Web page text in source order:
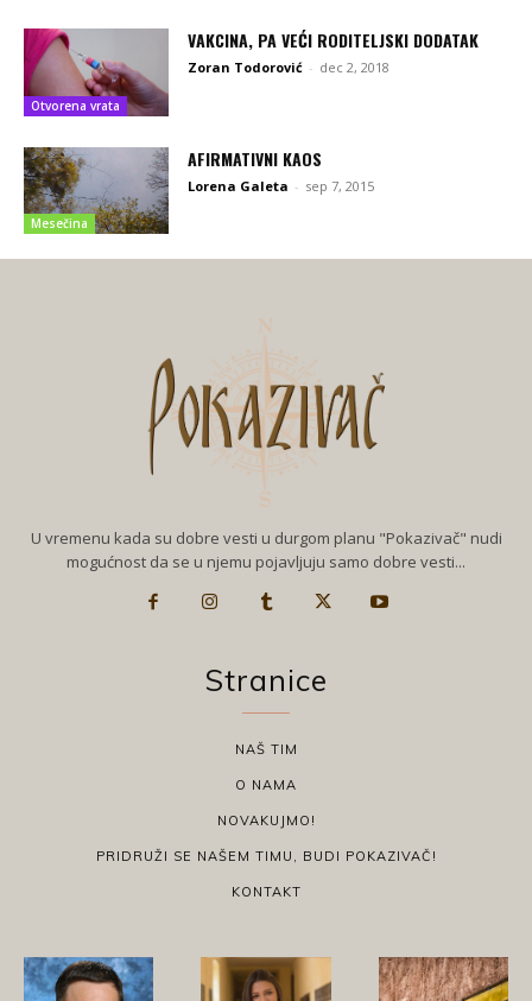
Otvorena vrata
VAKCINA, PA VEĆI RODITELJSKI DODATAK
Zoran Todorović - dec 2, 2018
Mesečina
AFIRMATIVNI KAOS
Lorena Galeta - sep 7, 2015
U vremenu kada su dobre vesti u durgom planu "Pokazivač" nudi
mogućnost da se u njemu pojavljuju samo dobre vesti...
Stranice
NAŠ TIM
O NAMA
NOVAKUJMO!
PRIDRUŽI SE NAŠEM TIMU, BUDI POKAZIVAČ!
KONTAKT